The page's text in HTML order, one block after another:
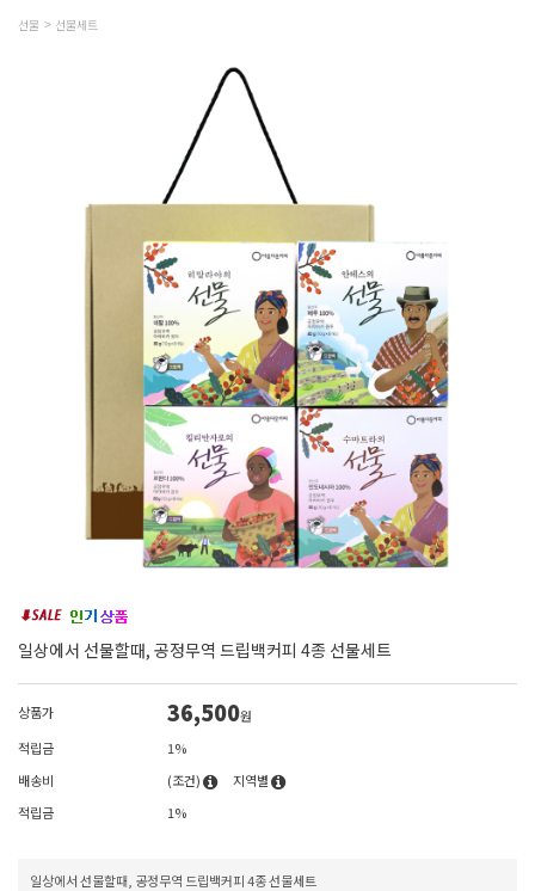
선물 선물세트
일상에서 선물할때, 공정무역 드립백커피 4종 선물세트
상품가 36,500원
적립금
1%
배송비
(조건)
지역별
적립금
1%
일상에서 선물할때, 공정무역 드립백커피 4종 선물세트